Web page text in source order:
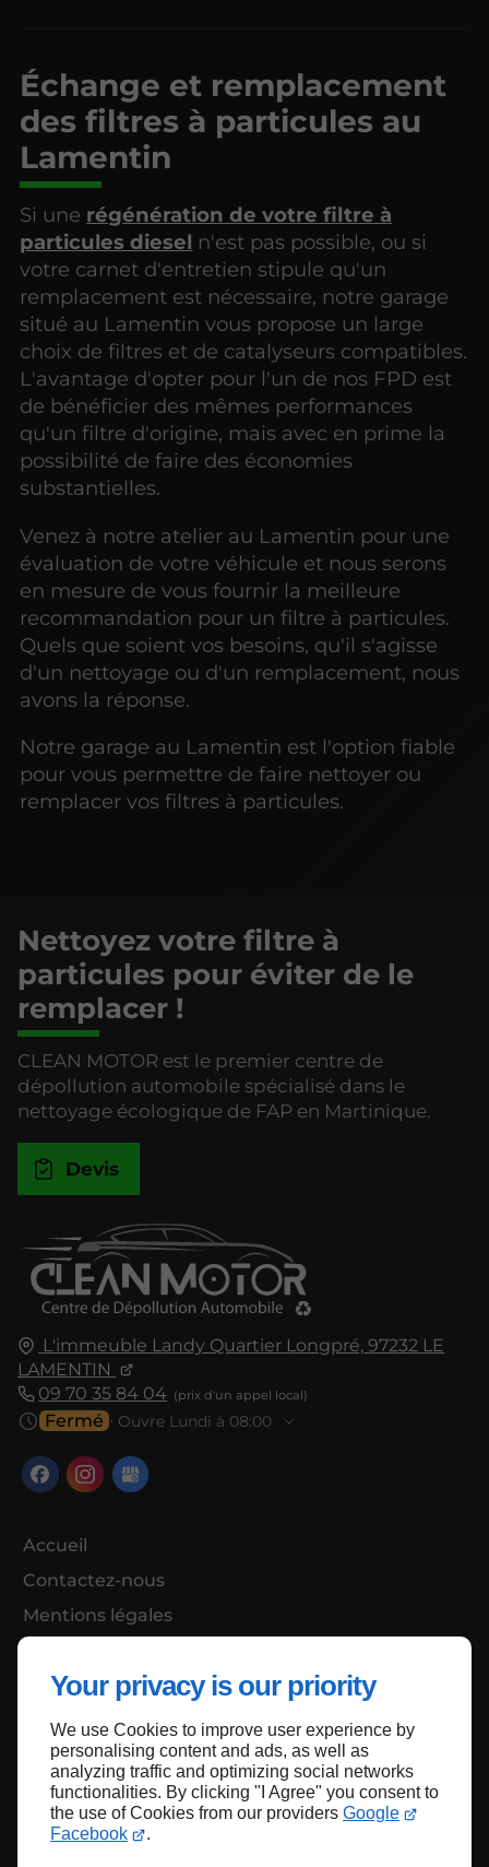
Your privacy is our priority
We use Cookies to improve user experience by
personalising content and ads, as well as
analyzing traffic and optimizing social networks
functionalities. By clicking "I Agree" you consent to
the use of Cookies from our providers Google
Facebook
.
Échange et remplacement
des filtres à particules au
Lamentin
Si une régénération de votre filtre à
particules diesel n'est pas possible, ou si
votre carnet d'entretien stipule qu'un
remplacement est nécessaire, notre garage
situé au Lamentin vous propose un large
choix de filtres et de catalyseurs compatibles.
L'avantage d'opter pour l'un de nos FPD est
de bénéficier des mêmes performances
qu'un filtre d'origine, mais avec en prime la
possibilité de faire des économies
substantielles.
Venez à notre atelier au Lamentin pour une
évaluation de votre véhicule et nous serons
en mesure de vous fournir la meilleure
recommandation pour un filtre à particules.
Quels que soient vos besoins, qu'il s'agisse
d'un nettoyage ou d'un remplacement, nous
avons la réponse.
Notre garage au Lamentin est l'option fiable
pour vous permettre de faire nettoyer ou
remplacer vos filtres à particules.
L'immeuble Landy Quartier Longpré, 97232 LE
LAMENTIN
09 70 35 84 04
Fermé ⋅ Ouvre Lundi à 08:00
Accueil
Contactez-nous
Mentions légales
Nettoyez votre filtre à
particules pour éviter de le
remplacer !
CLEAN MOTOR est le premier centre de
dépollution automobile spécialisé dans le
nettoyage écologique de FAP en Martinique.
Devis
Haut de page